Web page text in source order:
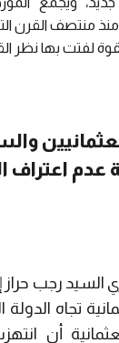
منذ منتصف القرن
عدم اعتراف
السيد رجب
تجاه
أن